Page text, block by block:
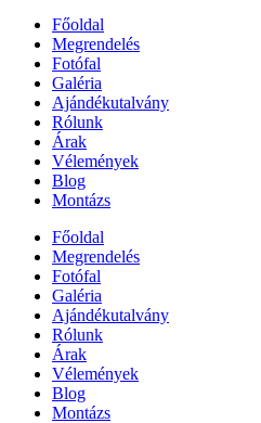
Főoldal
Megrendelés
Fotófal
Galéria
Ajándékutalvány
Rólunk
Árak
Vélemények
Blog
Montázs
Főoldal
Megrendelés
Fotófal
Galéria
Ajándékutalvány
Rólunk
Árak
Vélemények
Blog
Montázs